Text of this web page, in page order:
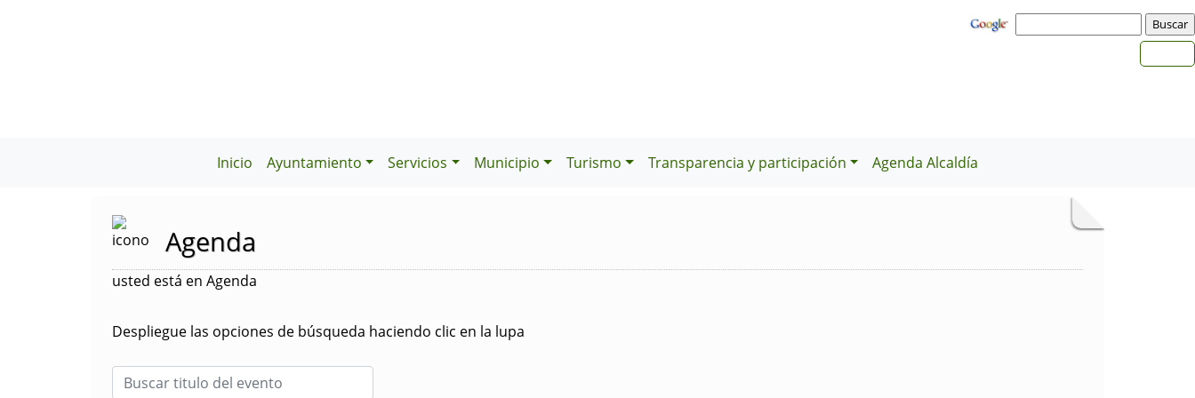
Inicio Ayuntamiento Servicios Municipio Turismo Transparencia y participación Agenda Alcaldía
Agenda
usted está en Agenda
Despliegue las opciones de búsqueda haciendo clic en la lupa